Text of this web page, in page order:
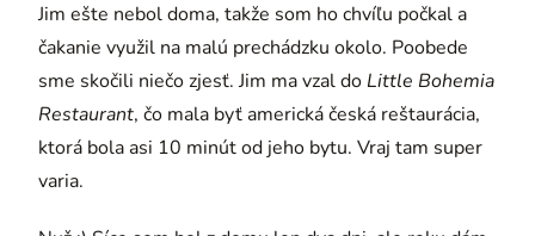
Jim ešte nebol doma, takže som ho chvíľu počkal a
čakanie využil na malú prechádzku okolo. Poobede
sme skočili niečo zjesť. Jim ma vzal do Little Bohemia
Restaurant, čo mala byť americká česká reštaurácia,
ktorá bola asi 10 minút od jeho bytu. Vraj tam super
varia.